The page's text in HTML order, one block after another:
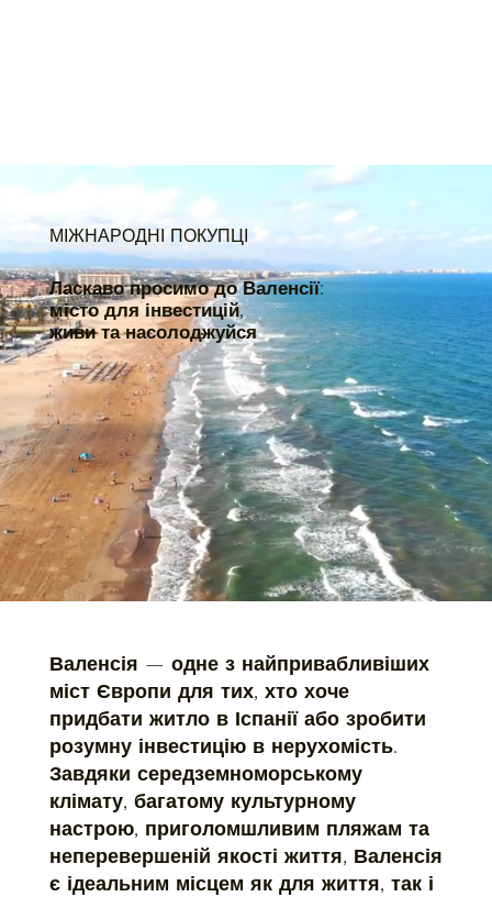
МІЖНАРОДНІ ПОКУПЦІ
Ласкаво просимо до Валенсії:
місто для інвестицій,
живи та насолоджуйся
Валенсія — одне з найпривабливіших
міст Європи для тих, хто хоче
придбати житло в Іспанії або зробити
розумну інвестицію в нерухомість.
Завдяки середземноморському
клімату, багатому культурному
настрою, приголомшливим пляжам та
неперевершеній якості життя, Валенсія
є ідеальним місцем як для життя, так і